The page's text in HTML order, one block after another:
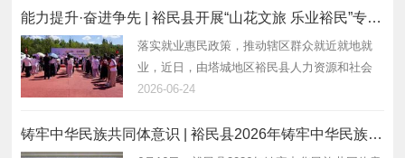
场，参办单位聚焦民生关切，集中…
能力提升·奋进争先 | 裕民县开展“山花文旅 乐业裕民”专项招聘活动
落实就业惠民政策，推动辖区群众就近就地就
业，近日，由塔城地区裕民县人力资源和社会
保障局主办、裕民县人力资源服务中心承办
县苹果主题公园顺利举办。 活动现场氛…
2026-06-24
铸牢中华民族共同体意识 | 裕民县2026年铸牢中华民族共同体意识暨统战民族宗教工作专题研讨班开班